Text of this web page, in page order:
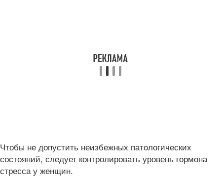
Чтобы не допустить неизбежных патологических
состояний, следует контролировать уровень гормона
стресса у женщин.